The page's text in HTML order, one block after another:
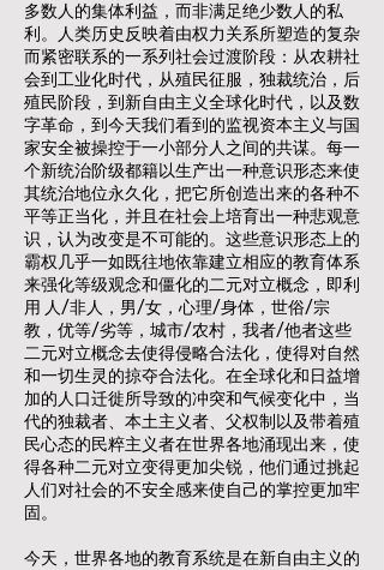
多数人的集体利益，而非满足绝少数人的私
利。人类历史反映着由权力关系所塑造的复杂
而紧密联系的一系列社会过渡阶段：从农耕社
会到工业化时代，从殖民征服，独裁统治，后
殖民阶段，到新自由主义全球化时代，以及数
字革命，到今天我们看到的监视资本主义与国
家安全被操控于一小部分人之间的共谋。每一
个新统治阶级都籍以生产出一种意识形态来使
其统治地位永久化，把它所创造出来的各种不
平等正当化，并且在社会上培育出一种悲观意
识，认为改变是不可能的。这些意识形态上的
霸权几乎一如既往地依靠建立相应的教育体系
来强化等级观念和僵化的二元对立概念，即利
用 人/非人，男/女，心理/身体，世俗/宗
教，优等/劣等，城市/农村，我者/他者这些
二元对立概念去使得侵略合法化，使得对自然
和一切生灵的掠夺合法化。在全球化和日益增
加的人口迁徙所导致的冲突和气候变化中，当
代的独裁者、本土主义者、父权制以及带着殖
民心态的民粹主义者在世界各地涌现出来，使
得各种二元对立变得更加尖锐，他们通过挑起
人们对社会的不安全感来使自己的掌控更加牢
固。
今天，世界各地的教育系统是在新自由主义的